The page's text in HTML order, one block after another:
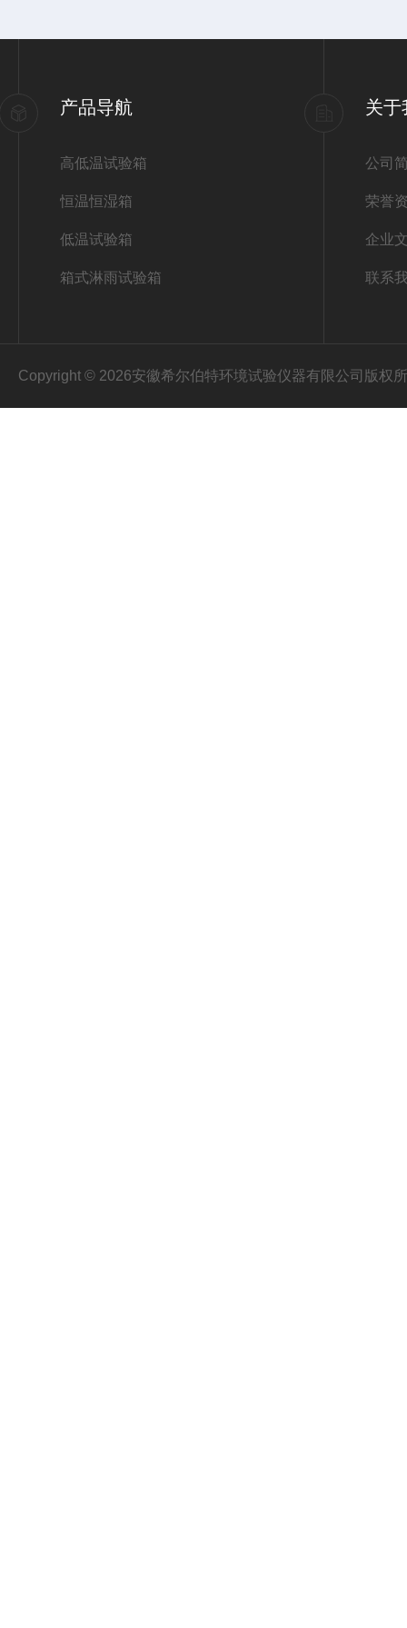
产品导航
高低温试验箱
恒温恒湿箱
低温试验箱
箱式淋雨试验箱
关于
公司
荣誉
企业
联系
Copyright © 2026安徽希尔伯特环境试验仪器有限公司版